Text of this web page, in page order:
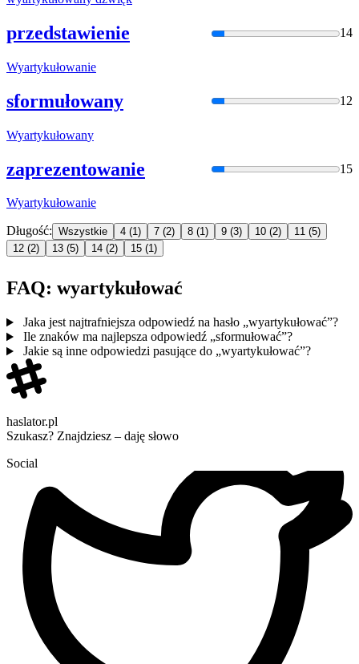
przedstawienie 14
Wyartykułowanie
sformułowany 12
Wyartykułowany
zaprezentowanie 15
Wyartykułowanie
Długość: Wszystkie 4 (1) 7 (2) 8 (1) 9 (3) 10 (2) 11 (5)
12 (2) 13 (5) 14 (2) 15 (1)
FAQ: wyartykułować
Jaka jest najtrafniejsza odpowiedź na hasło „wyartykułować”?
Ile znaków ma najlepsza odpowiedź „sformułować”?
Jakie są inne odpowiedzi pasujące do „wyartykułować”?
haslator.pl
Szukasz? Znajdziesz – daję słowo
Social